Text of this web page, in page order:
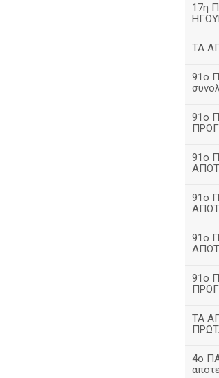
17η
ΤΑ
91ο
91ο
91ο
91ο
91ο
91ο
ΤΑ
4ο